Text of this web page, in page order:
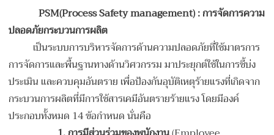
PSM(Process Safety management) :การจัดการความ
ปลอดภัยกระบวนการผลิต
เป็นระบบการบริหารจัดการด้านความปลอดภัยที่ใช้มาตรการ
การจัดการและพื้นฐานทางด้านวิศวกรรม มาประยุกต์ใช้ในการชี้บ่ง
ประเมิน และควบคุมอันตราย เพื่อป้องกันอุบัติเหตุร้ายแรงที่เกิดจาก
กระบวนการผลิตที่มีการใช้สารเคมีอันตรายร้ายแรง โดยมีองค์
ประกอบทั้งหมด 14 ข้อกำหนด นั่นคือ